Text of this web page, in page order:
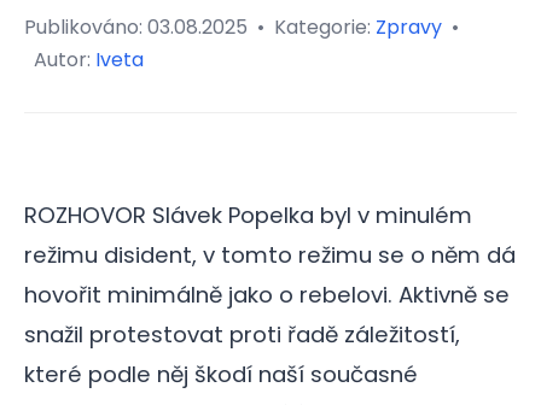
Publikováno: 03.08.2025 • Kategorie: Zpravy •
Autor: Iveta
ROZHOVOR Slávek Popelka byl v minulém
režimu disident, v tomto režimu se o něm dá
hovořit minimálně jako o rebelovi. Aktivně se
snažil protestovat proti řadě záležitostí,
které podle něj škodí naší současné